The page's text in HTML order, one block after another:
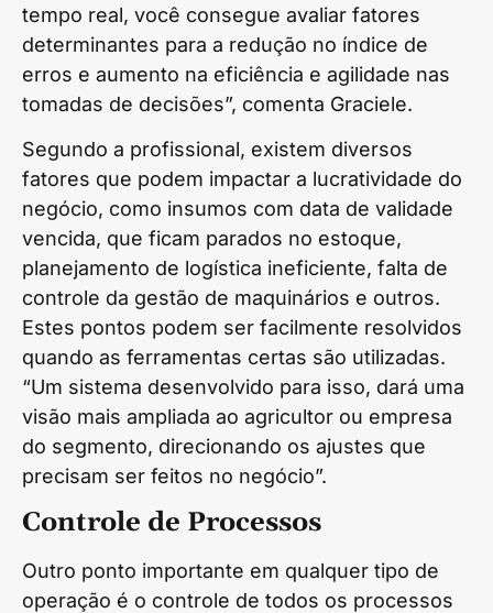
tempo real, você consegue avaliar fatores
determinantes para a redução no índice de
erros e aumento na eficiência e agilidade nas
tomadas de decisões”, comenta Graciele.
Segundo a profissional, existem diversos
fatores que podem impactar a lucratividade do
negócio, como insumos com data de validade
vencida, que ficam parados no estoque,
planejamento de logística ineficiente, falta de
controle da gestão de maquinários e outros.
Estes pontos podem ser facilmente resolvidos
quando as ferramentas certas são utilizadas.
“Um sistema desenvolvido para isso, dará uma
visão mais ampliada ao agricultor ou empresa
do segmento, direcionando os ajustes que
precisam ser feitos no negócio”.
Controle de Processos
Outro ponto importante em qualquer tipo de
operação é o controle de todos os processos